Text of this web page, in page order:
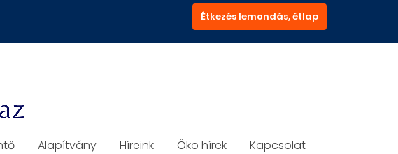
Étkezés lemondás, étlap
Alapítvány Híreink Öko hírek Kapcsolat